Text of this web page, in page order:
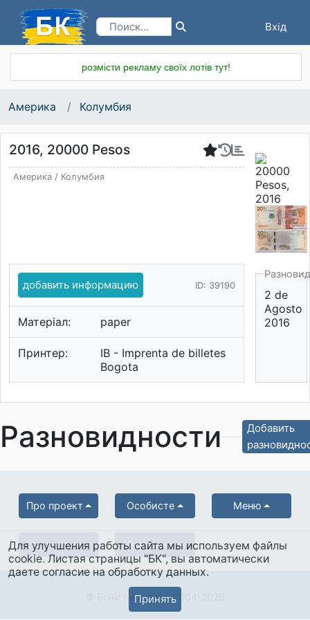
Вхід
розмісти рекламу своїх лотів тут!
Америка Колумбия
2016, 20000 Pesos
Америка/ Колумбия
добавить информацию ID: 39190
Матеріал: paper
Принтер:
IB - Imprenta de billetes
Bogota
2 de
Agosto
2016
Разновидности
Добавить
Про проект Особисте Меню
Партнерам Українська
© Боністика-Клуб 2004-2026
Для улучшения работы сайта мы используем файлы
cookie. Листая страницы "БК", вы автоматически
даете согласие на обработку данных.
Принять